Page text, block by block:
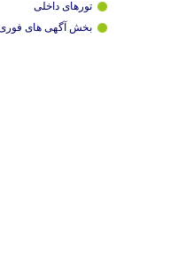
تورهای داخلی
بخش آگهی های